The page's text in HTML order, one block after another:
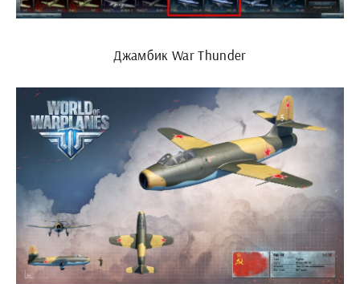
Джамбик War Thunder